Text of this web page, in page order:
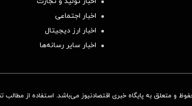
اخبار اجتماعی
اخبار ارز دیجیتال
اخبار سایر رسانه‌‌ها
متعلق به پایگاه خبری اقتصادنیوز می‌باشد. استفاده از مطالب